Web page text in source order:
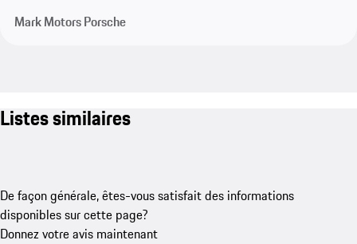
Mark Motors Porsche
Listes similaires
De façon générale, êtes-vous satisfait des informations
disponibles sur cette page?
Donnez votre avis maintenant